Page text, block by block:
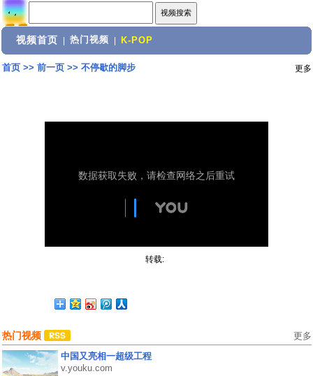
视频首页 热门视频 K-POP
首页>> 前一页>> 不停歇的脚步 更多
转载:
热门视频 更多
中国又亮相一超级工程
v.youku.com